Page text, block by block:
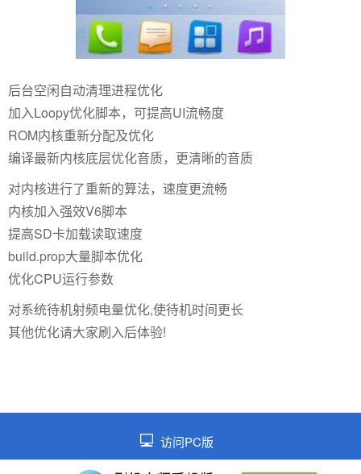
后台空闲自动清理进程优化
加入Loopy优化脚本，可提高UI流畅度
ROM内核重新分配及优化
编译最新内核底层优化音质，更清晰的音质
对内核进行了重新的算法，速度更流畅
内核加入强效V6脚本
提高SD卡加载读取速度
build.prop大量脚本优化
优化CPU运行参数
对系统待机射频电量优化,使待机时间更长
其他优化请大家刷入后体验!
访问PC版